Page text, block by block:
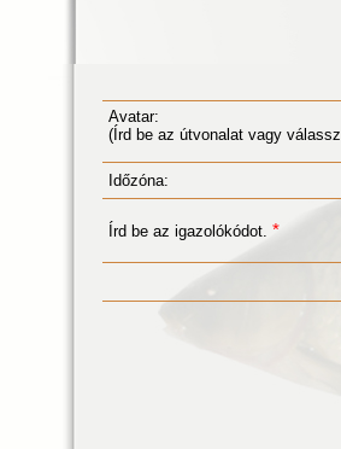
Avatar:
(Írd be az útvonalat vagy
Időzóna:
Írd be az igazolókódot. *